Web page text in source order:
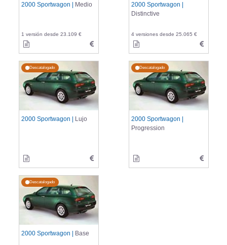
2000 Sportwagon | Medio
1 versión desde 23.109 €
2000 Sportwagon |
Distinctive
4 versiones desde 25.065 €
Descatalogado
2000 Sportwagon | Lujo
Descatalogado
2000 Sportwagon |
Progression
Descatalogado
2000 Sportwagon | Base